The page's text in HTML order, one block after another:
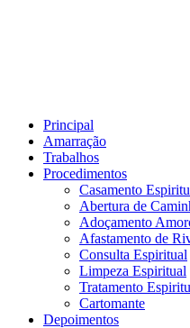
Principal
Amarração
Trabalhos
Procedimentos
Casamento
Abertura de
Adoçamento
Afastamento de
Consulta Espiritual
Limpeza Espiritual
Tratamento
Cartomante
Depoimentos